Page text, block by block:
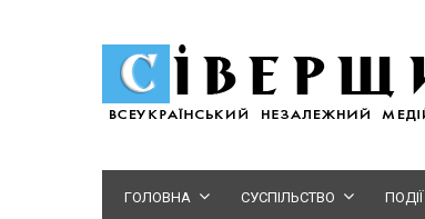
ГОЛОВНА СУСПІЛЬСТВО ПОДІЇ